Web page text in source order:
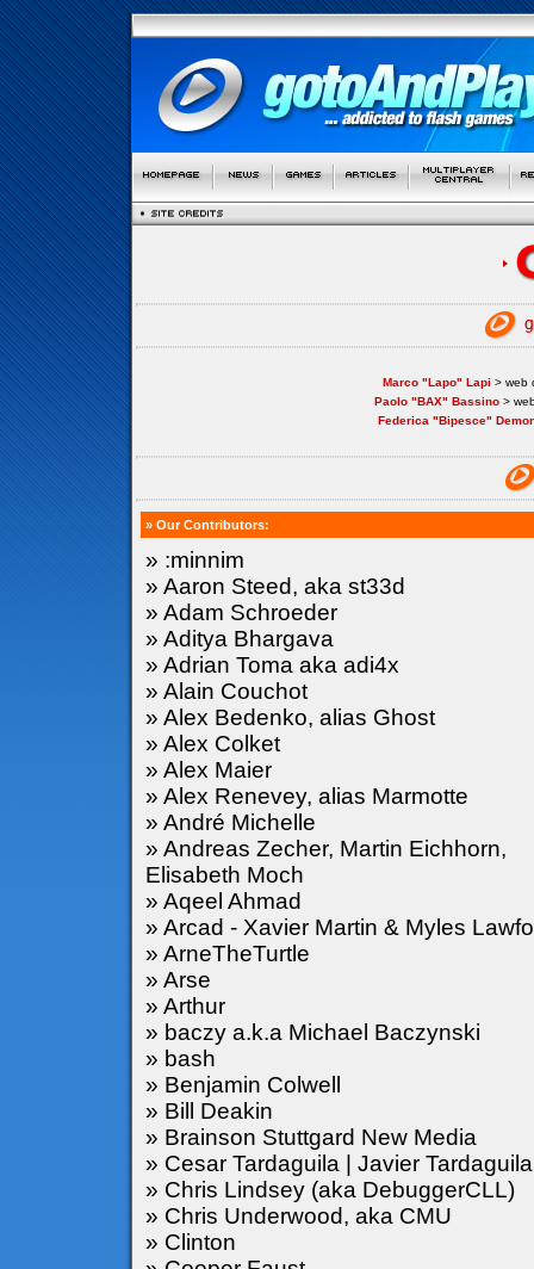
Marco "Lapo" Lapi > web
Paolo "BAX" Bassino >
Federica "Bipesce"
» Our Contributors:
» :minnim
» Aaron Steed, aka st33d
» Adam Schroeder
» Aditya Bhargava
» Adrian Toma aka adi4x
» Alain Couchot
» Alex Bedenko, alias Ghost
» Alex Colket
» Alex Maier
» Alex Renevey, alias Marmotte
» André Michelle
» Andreas Zecher, Martin Eichhorn,
Elisabeth Moch
» Aqeel Ahmad
» Arcad - Xavier Martin & Myles
» ArneTheTurtle
» Arse
» Arthur
» baczy a.k.a Michael Baczynski
» bash
» Benjamin Colwell
» Bill Deakin
» Brainson Stuttgard New Media
» Cesar Tardaguila | Javier Tardaguila
» Chris Lindsey (aka DebuggerCLL)
» Chris Underwood, aka CMU
» Clinton